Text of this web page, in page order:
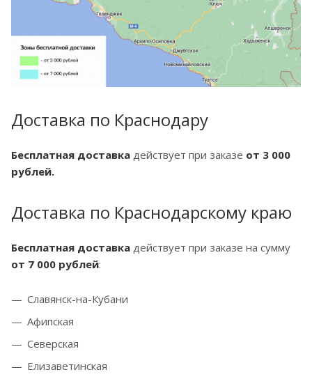
Доставка по Краснодару
Бесплатная доставка действует при заказе от 3 000
рублей.
Доставка по Краснодарскому краю
Бесплатная доставка действует при заказе на сумму
от 7 000 рублей:
Славянск-на-Кубани
Афипская
Северская
Елизаветинская